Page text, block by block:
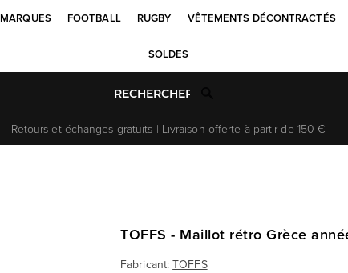
MARQUES FOOTBALL RUGBY VÊTEMENTS DÉCONTRACTÉS
SOLDES
Retours et échanges gratuits | Livraison offerte à partir de 150 €
TOFFS - Maillot rétro Grèce
Fabricant: TOFFS